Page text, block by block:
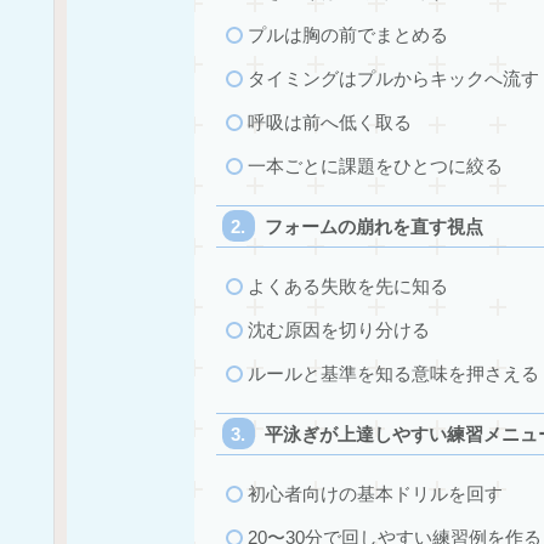
プルは胸の前でまとめる
タイミングはプルからキックへ流す
呼吸は前へ低く取る
一本ごとに課題をひとつに絞る
フォームの崩れを直す視点
よくある失敗を先に知る
沈む原因を切り分ける
ルールと基準を知る意味を押さえる
平泳ぎが上達しやすい練習メニュ
初心者向けの基本ドリルを回す
20〜30分で回しやすい練習例を作る